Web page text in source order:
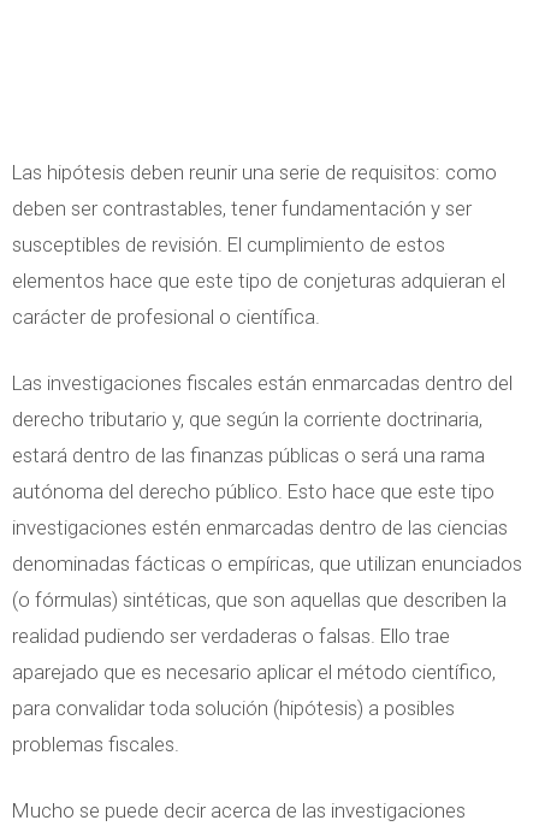
Las hipótesis deben reunir una serie de requisitos: como
deben ser contrastables, tener fundamentación y ser
susceptibles de revisión. El cumplimiento de estos
elementos hace que este tipo de conjeturas adquieran el
carácter de profesional o científica.
Las investigaciones fiscales están enmarcadas dentro del
derecho tributario y, que según la corriente doctrinaria,
estará dentro de las finanzas públicas o será una rama
autónoma del derecho público. Esto hace que este tipo
investigaciones estén enmarcadas dentro de las ciencias
denominadas fácticas o empíricas, que utilizan enunciados
(o fórmulas) sintéticas, que son aquellas que describen la
realidad pudiendo ser verdaderas o falsas. Ello trae
aparejado que es necesario aplicar el método científico,
para convalidar toda solución (hipótesis) a posibles
problemas fiscales.
Mucho se puede decir acerca de las investigaciones